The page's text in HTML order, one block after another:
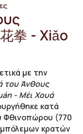
拳 - Xiǎo
με την
του Άνθους
- Μέι Χουά
κατά
Φθινοπώρου (770
κρατών